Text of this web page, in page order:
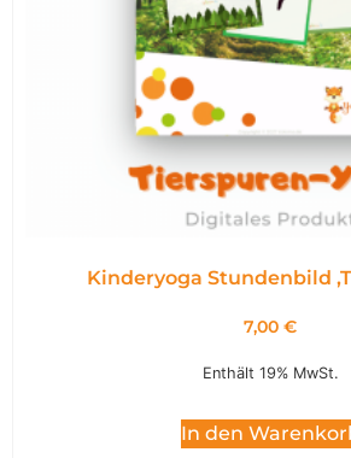
Kinderyoga Stundenbild
7,00 €
Enthält 19% MwSt.
In den